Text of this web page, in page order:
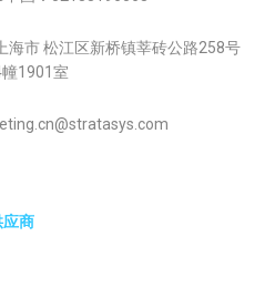
海市 松江区新桥镇莘砖公路258号
1901室
应商